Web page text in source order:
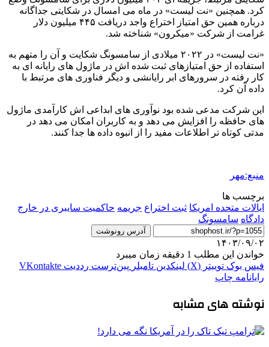
کرد. همچنین «نت لیست» در ماه می امسال در شکایتی جداگانه
درباره همین حق امتیاز اختراع واجد دریافت ۴۴۵ میلیون دلار
غرامت از شرکت «میکرون» شناخته شد.
«نت لیست» در ۲۰۲۲ میلادی از سامسونگ شکایت و آن را متهم به
استفاده از حق امتیازهای ثبت شده اش در ماژول های رایانه ای به
کار رفته در سرورهای ابر رایانشی و دیگر فناوری های مرتبط با
داده آن کرد.
این شرکت مدعی شده بود نوآوری های ابداعی اش کارآمدی ماژول
های حافظه را افزایش می دهد و به کاربران امکان می دهد در
مدتی کوتاه تر اطلاعات مفید را از انبوه داده ها جدا کنند.
منبع:مهر
برچسب ها
ایالات متحده امریکا ثبت اختراع جریمه حاکمیت سایبری در خارج
دادگاه سامسونگ
آدرس رونوشت
۱۴۰۳/۰۹/۰۲
خواندن این مطلب 1 دقیقه زمان میبرد
فیس بوک توییتر (X) لینکدین ‫تامبلر ‫پین‌ترست ‫رددیت ‫VKontakte
رایانامه چاپ
نوشته های مشابه